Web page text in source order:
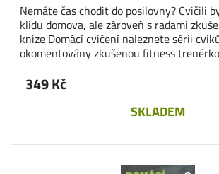
Nemáte čas chodit do posilovny? Cvičili
klidu domova, ale zároveň s radami
knize Domácí cvičení naleznete sérii
okomentovány zkušenou fitness
349 Kč
SKLADEM